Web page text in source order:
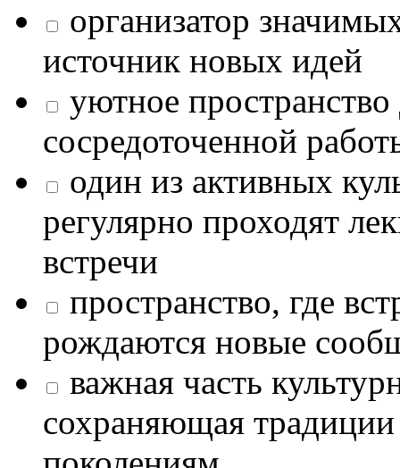
организатор
источник новых идей
уютное
сосредоточенной
один из активных
регулярно проходят
встречи
пространство, где
рождаются новые
важная часть
сохраняющая